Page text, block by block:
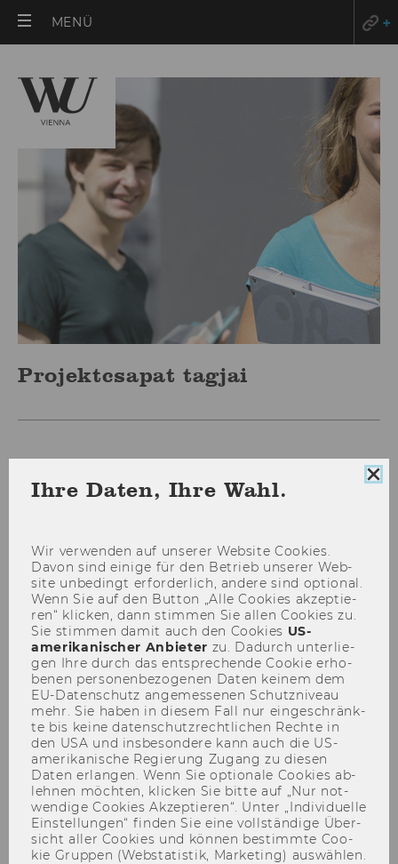
MENÜ
Projektcsapat tagjai
Gábor Albert
KTI
albert.gabor@kti.hu
Ihre Daten, Ihre Wahl.
Wir ver­wen­den auf un­se­rer Web­site Coo­kies.
Davon sind ei­ni­ge für den Be­trieb un­se­rer Web­
site un­be­dingt er­for­der­lich, an­de­re sind op­tio­nal.
Wenn Sie auf den But­ton „Alle Coo­kies ak­zep­tie­
ren“ kli­cken, dann stim­men Sie allen Coo­kies zu.
Sie stim­men damit auch den Coo­kies US-​
amerikanischer An­bie­ter zu. Da­durch un­ter­lie­
gen Ihre durch das ent­spre­chen­de Coo­kie er­ho­
be­nen per­so­nen­be­zo­ge­nen Daten kei­nem dem
EU-​Datenschutz an­ge­mes­se­nen Schutz­ni­veau
mehr. Sie haben in die­sem Fall nur ein­ge­schränk­
te bis keine da­ten­schutz­recht­li­chen Rech­te in
den USA und ins­be­son­de­re kann auch die US-​
amerikanische Re­gie­rung Zu­gang zu die­sen
Daten er­lan­gen. Wenn Sie op­tio­na­le Coo­kies ab­
leh­nen möch­ten, kli­cken Sie bitte auf „Nur not­
wen­di­ge Coo­kies Ak­zep­tie­ren“. Unter „In­di­vi­du­el­le
Ein­stel­lun­gen“ fin­den Sie eine voll­stän­di­ge Über­
sicht aller Coo­kies und kön­nen be­stimm­te Coo­
kie Grup­pen (Web­sta­tis­tik, Mar­ke­ting) aus­wäh­len.